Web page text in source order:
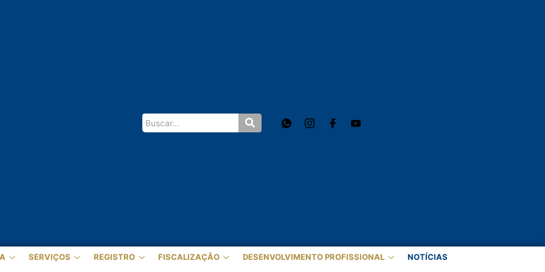
SERVIÇOS REGISTRO FISCALIZAÇÃO DESENVOLVIMENTO PROFISSIONAL NOTÍCIAS